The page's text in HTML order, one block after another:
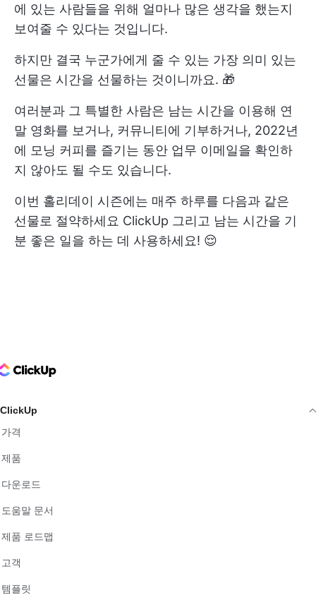
에 있는 사람들을 위해 얼마나 많은 생각을 했는지
보여줄 수 있다는 것입니다.
하지만 결국 누군가에게 줄 수 있는 가장 의미 있는
선물은 시간을 선물하는 것이니까요. 🎁
여러분과 그 특별한 사람은 남는 시간을 이용해 연
말 영화를 보거나, 커뮤니티에 기부하거나, 2022년
에 모닝 커피를 즐기는 동안 업무 이메일을 확인하
지 않아도 될 수도 있습니다.
이번 홀리데이 시즌에는 매주 하루를 다음과 같은
선물로 절약하세요 ClickUp 그리고 남는 시간을 기
분 좋은 일을 하는 데 사용하세요! 😌
Logo
ClickUp
가격
제품
다운로드
도움말 문서
제품 로드맵
고객
템플릿